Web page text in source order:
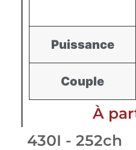
Puissance
Couple
À
430I - 252ch